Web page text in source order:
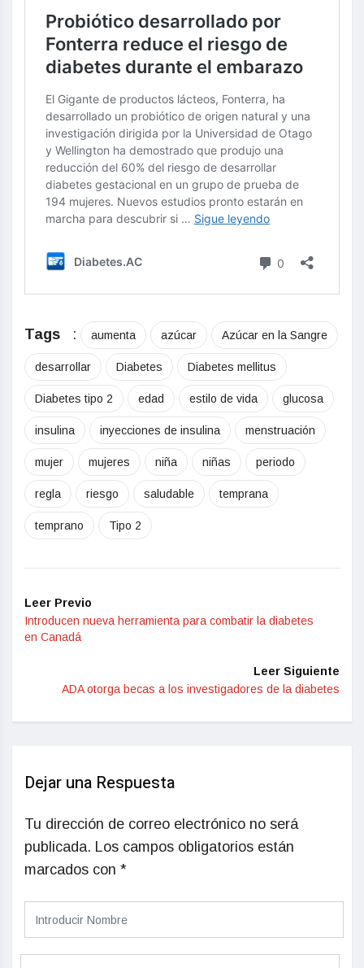
Tags : aumenta azúcar Azúcar en la Sangre
desarrollar Diabetes Diabetes mellitus
Diabetes tipo 2 edad estilo de vida glucosa
insulina inyecciones de insulina menstruación
mujer mujeres niña niñas periodo
regla riesgo saludable temprana
temprano Tipo 2
Leer Previo
Introducen nueva herramienta para combatir la diabetes
en Canadá
Leer Siguiente
ADA otorga becas a los investigadores de la diabetes
Dejar una Respuesta
Tu dirección de correo electrónico no será
publicada. Los campos obligatorios están
marcados con *